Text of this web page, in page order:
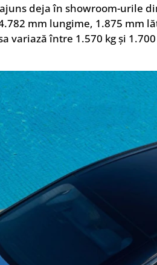
ajuns deja în showroom-
mm lungime, 1.875 mm
variază între 1.570 kg și